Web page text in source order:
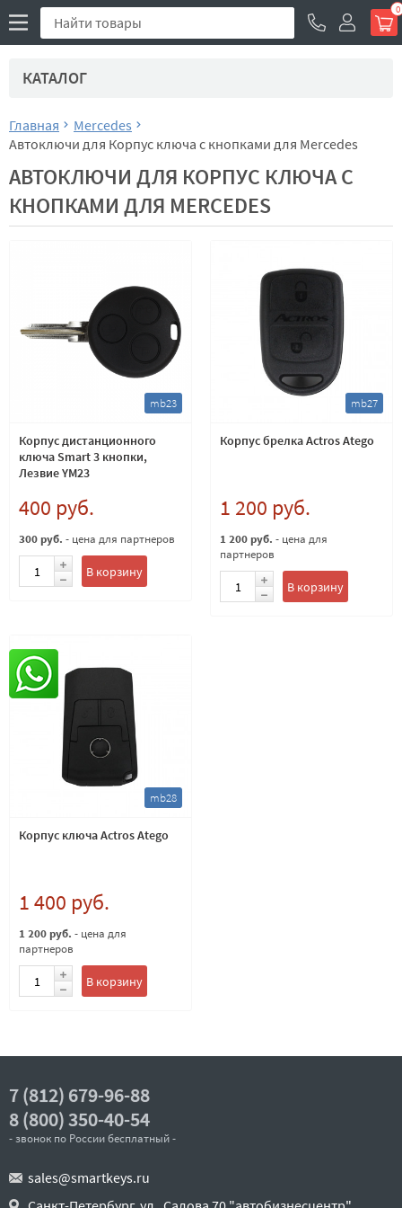
0
КАТАЛОГ
Главная
Mercedes
Автоключи для Корпус ключа с кнопками для Mercedes
АВТОКЛЮЧИ ДЛЯ КОРПУС КЛЮЧА С
КНОПКАМИ ДЛЯ MERCEDES
mb23
Корпус дистанционного
ключа Smart 3 кнопки,
Лезвие YM23
400 руб.
300 руб. - цена для партнеров
В корзину
mb27
Корпус брелка Actros Atego
1 200 руб.
1 200 руб. - цена для
партнеров
В корзину
mb28
Корпус ключа Actros Atego
1 400 руб.
1 200 руб. - цена для
партнеров
В корзину
7 (812) 679-96-88
8 (800) 350-40-54
- звонок по России бесплатный -
sales@smartkeys.ru